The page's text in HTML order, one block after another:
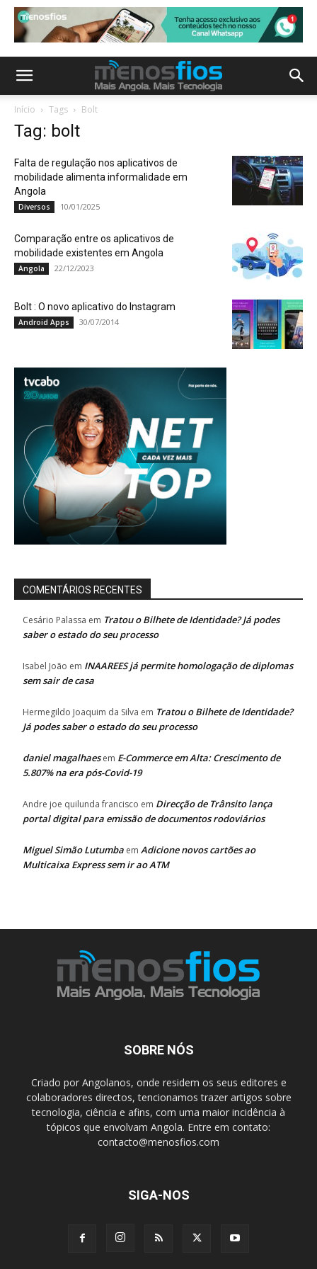
Início Tags Bolt
Tag: bolt
Falta de regulação nos aplicativos de
mobilidade alimenta informalidade em
Angola
Diversos 10/01/2025
Comparação entre os aplicativos de
mobilidade existentes em Angola
Angola 22/12/2023
Bolt : O novo aplicativo do Instagram
Android Apps 30/07/2014
COMENTÁRIOS RECENTES
Cesário Palassa em Tratou o Bilhete de Identidade? Já podes
saber o estado do seu processo
Isabel João em INAAREES já permite homologação de diplomas
sem sair de casa
Hermegildo Joaquim da Silva em Tratou o Bilhete de Identidade?
Já podes saber o estado do seu processo
daniel magalhaesem E-Commerce em Alta: Crescimento de
5.807% na era pós-Covid-19
Andre joe quilunda francisco em Direcção de Trânsito lança
portal digital para emissão de documentos rodoviários
Miguel Simão Lutumba em Adicione novos cartões ao
Multicaixa Express sem ir ao ATM
SOBRE NÓS
Criado por Angolanos, onde residem os seus editores e
colaboradores directos, tencionamos trazer artigos sobre
tecnologia, ciência e afins, com uma maior incidência à
tópicos que envolvam Angola. Entre em contato:
contacto@menosfios.com
SIGA-NOS